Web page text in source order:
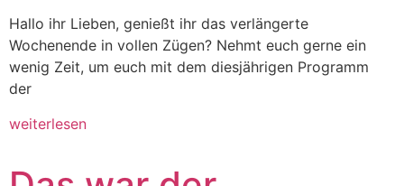
Hallo ihr Lieben, genießt ihr das verlängerte
Wochenende in vollen Zügen? Nehmt euch gerne ein
wenig Zeit, um euch mit dem diesjährigen Programm
der
weiterlesen